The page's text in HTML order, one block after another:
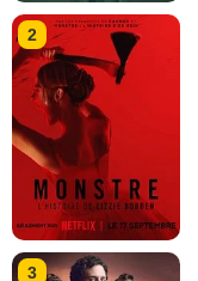
2
3